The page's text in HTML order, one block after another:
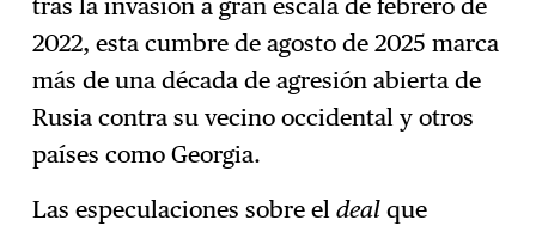
2022, esta cumbre de agosto de 2025 marca
más de una década de agresión abierta de
Rusia contra su vecino occidental y otros
países como Georgia.
Las especulaciones sobre eldeal que